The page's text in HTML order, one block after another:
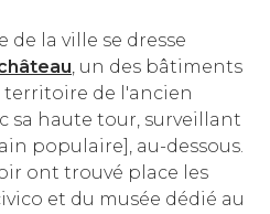
la ville se dresse
, un des bâtiments
territoire de l'ancien
sa haute tour, surveillant
populaire], au-dessous.
ont trouvé place les
et du musée dédié au